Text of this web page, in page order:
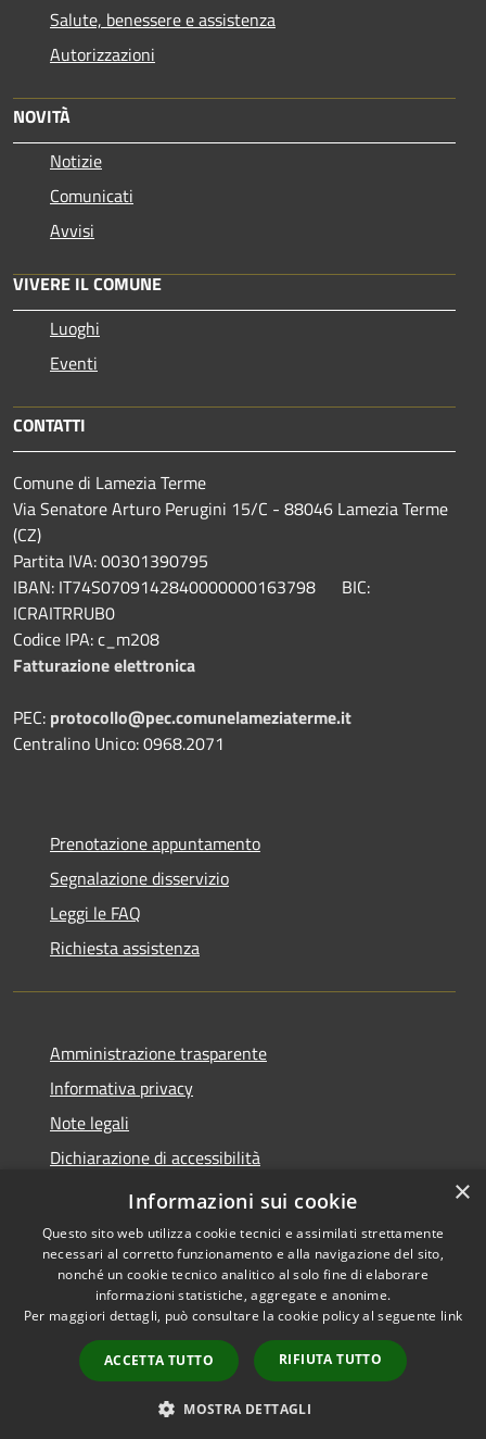
Salute, benessere e assistenza
Autorizzazioni
NOVITÀ
Notizie
Comunicati
Avvisi
VIVERE IL COMUNE
Luoghi
Eventi
CONTATTI
Comune di Lamezia Terme
Via Senatore Arturo Perugini 15/C - 88046 Lamezia Terme
(CZ)
Partita IVA: 00301390795
IBAN: IT74S0709142840000000163798 BIC:
ICRAITRRUB0
Codice IPA: c_m208
Fatturazione elettronica
PEC: protocollo@pec.comunelameziaterme.it
Centralino Unico: 0968.2071
Prenotazione appuntamento
Segnalazione disservizio
Leggi le FAQ
Richiesta assistenza
Amministrazione trasparente
Informativa privacy
Note legali
Dichiarazione di accessibilità
Feedback accessibilità
Accessibilità
Copyright © 2026 • Città di
Lamezia Terme • Powered by
Municipium•
Accesso
redazione
×
Informazioni sui cookie
Questo sito web utilizza cookie tecnici e assimilati strettamente
necessari al corretto funzionamento e alla navigazione del sito,
nonché un cookie tecnico analitico al solo fine di elaborare
informazioni statistiche, aggregate e anonime.
Per maggiori dettagli, può consultare la cookie policy al seguente link
ACCETTA TUTTO RIFIUTA TUTTO
MOSTRA DETTAGLI